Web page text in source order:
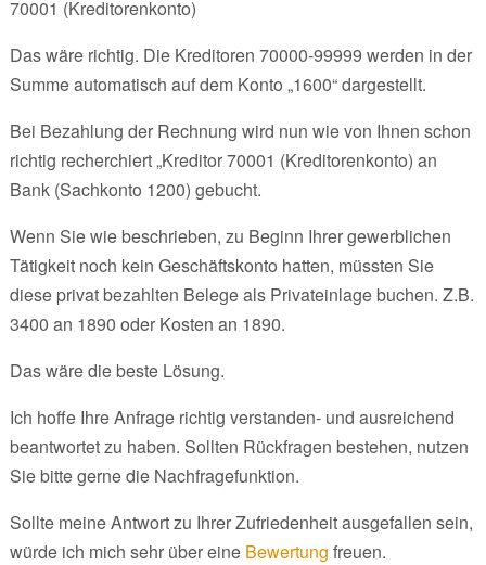
70001 (Kreditorenkonto)
Das wäre richtig. Die Kreditoren 70000-99999 werden in der
Summe automatisch auf dem Konto „1600“ dargestellt.
Bei Bezahlung der Rechnung wird nun wie von Ihnen schon
richtig recherchiert „Kreditor 70001 (Kreditorenkonto) an
Bank (Sachkonto 1200) gebucht.
Wenn Sie wie beschrieben, zu Beginn Ihrer gewerblichen
Tätigkeit noch kein Geschäftskonto hatten, müssten Sie
diese privat bezahlten Belege als Privateinlage buchen. Z.B.
3400 an 1890 oder Kosten an 1890.
Das wäre die beste Lösung.
Ich hoffe Ihre Anfrage richtig verstanden- und ausreichend
beantwortet zu haben. Sollten Rückfragen bestehen, nutzen
Sie bitte gerne die Nachfragefunktion.
Sollte meine Antwort zu Ihrer Zufriedenheit ausgefallen sein,
würde ich mich sehr über eine Bewertung freuen.